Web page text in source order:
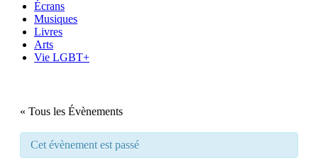
Écrans
Musiques
Livres
Arts
Vie LGBT+
« Tous les Évènements
Cet évènement est passé